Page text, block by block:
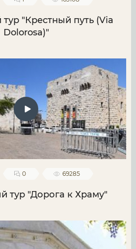
"Крестный путь (Via
Dolorosa)"
0 69285
тур "Дорога к Храму"